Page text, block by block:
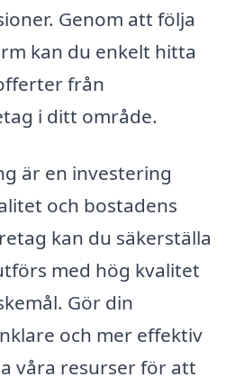
Genom att följa
kan du enkelt hitta
från
i ditt område.
är en investering
och bostadens
kan du säkerställa
med hög kvalitet
Gör din
och mer effektiv
våra resurser för att